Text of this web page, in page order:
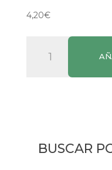
4,20€
Cookies
Sensations
BUSCAR